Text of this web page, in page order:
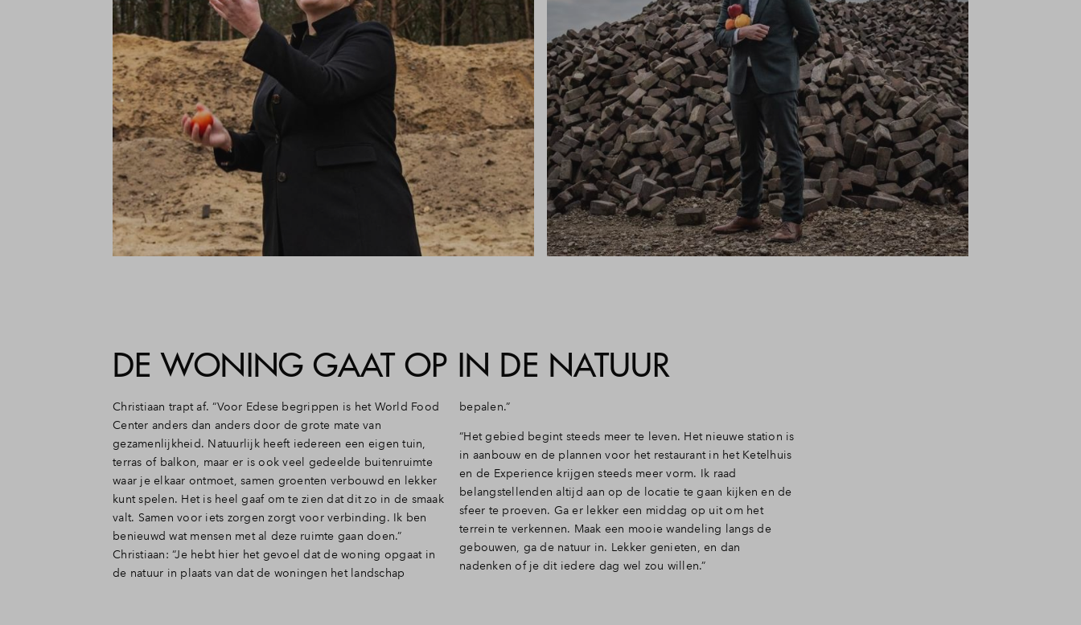
DE WONING GAAT OP IN DE NATUUR
Christiaan trapt af. “Voor Edese begrippen is het World Food
Center anders dan anders door de grote mate van
gezamenlijkheid. Natuurlijk heeft iedereen een eigen tuin,
terras of balkon, maar er is ook veel gedeelde buitenruimte
waar je elkaar ontmoet, samen groenten verbouwd en lekker
kunt spelen. Het is heel gaaf om te zien dat dit zo in de smaak
valt. Samen voor iets zorgen zorgt voor verbinding. Ik ben
benieuwd wat mensen met al deze ruimte gaan doen.”
Christiaan: “Je hebt hier het gevoel dat de woning opgaat in
de natuur in plaats van dat de woningen het landschap
bepalen.”
“Het gebied begint steeds meer te leven. Het nieuwe station is
in aanbouw en de plannen voor het restaurant in het Ketelhuis
en de Experience krijgen steeds meer vorm. Ik raad
belangstellenden altijd aan op de locatie te gaan kijken en de
sfeer te proeven. Ga er lekker een middag op uit om het
terrein te verkennen. Maak een mooie wandeling langs de
gebouwen, ga de natuur in. Lekker genieten, en dan
nadenken of je dit iedere dag wel zou willen.”